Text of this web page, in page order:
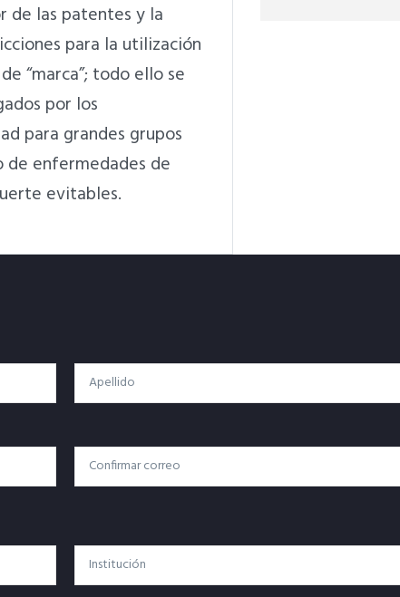
de las patentes y la
para la utilización
“marca”; todo ello se
por los
para grandes grupos
de enfermedades de
evitables.
Apellido
Confirmar Correo
Institución